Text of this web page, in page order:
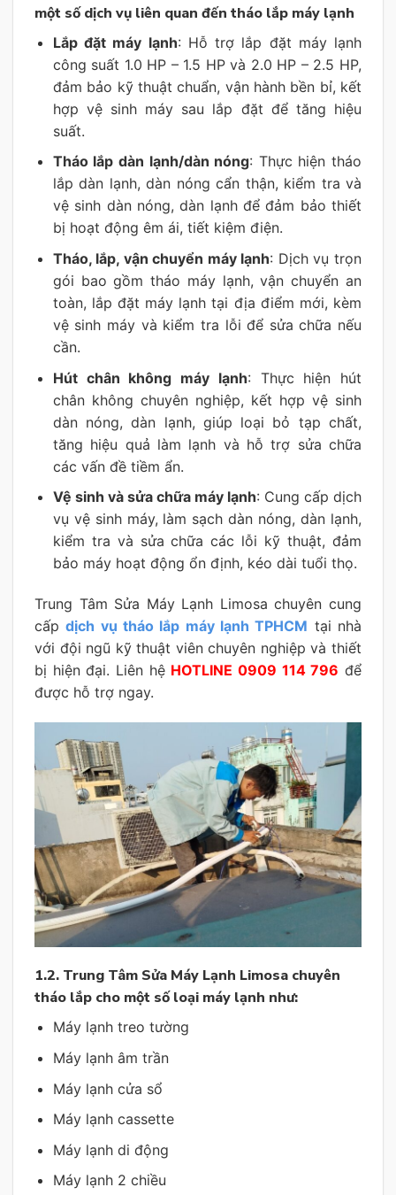
một số dịch vụ liên quan đến tháo lắp máy lạnh
Lắp đặt máy lạnh: Hỗ trợ lắp đặt máy lạnh
công suất 1.0 HP – 1.5 HP và 2.0 HP – 2.5 HP,
đảm bảo kỹ thuật chuẩn, vận hành bền bỉ, kết
hợp vệ sinh máy sau lắp đặt để tăng hiệu
suất.
Tháo lắp dàn lạnh/dàn nóng: Thực hiện tháo
lắp dàn lạnh, dàn nóng cẩn thận, kiểm tra và
vệ sinh dàn nóng, dàn lạnh để đảm bảo thiết
bị hoạt động êm ái, tiết kiệm điện.
Tháo, lắp, vận chuyển máy lạnh: Dịch vụ trọn
gói bao gồm tháo máy lạnh, vận chuyển an
toàn, lắp đặt máy lạnh tại địa điểm mới, kèm
vệ sinh máy và kiểm tra lỗi để sửa chữa nếu
cần.
Hút chân không máy lạnh: Thực hiện hút
chân không chuyên nghiệp, kết hợp vệ sinh
dàn nóng, dàn lạnh, giúp loại bỏ tạp chất,
tăng hiệu quả làm lạnh và hỗ trợ sửa chữa
các vấn đề tiềm ẩn.
Vệ sinh và sửa chữa máy lạnh: Cung cấp dịch
vụ vệ sinh máy, làm sạch dàn nóng, dàn lạnh,
kiểm tra và sửa chữa các lỗi kỹ thuật, đảm
bảo máy hoạt động ổn định, kéo dài tuổi thọ.
Trung Tâm Sửa Máy Lạnh Limosa chuyên cung
cấpdịch vụ tháo lắp máy lạnh TPHCM tại nhà
với đội ngũ kỹ thuật viên chuyên nghiệp và thiết
bị hiện đại. Liên hệ HOTLINE 0909 114 796 để
được hỗ trợ ngay.
1.2. Trung Tâm Sửa Máy Lạnh Limosa chuyên
tháo lắp cho một số loại máy lạnh như:
Máy lạnh treo tường
Máy lạnh âm trần
Máy lạnh cửa sổ
Máy lạnh cassette
Máy lạnh di động
Máy lạnh 2 chiều